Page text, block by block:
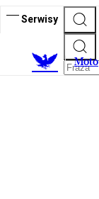
Serwisy
Moto